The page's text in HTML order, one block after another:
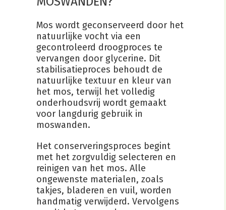
Mos wordt geconserveerd door het
natuurlijke vocht via een
gecontroleerd droogproces te
vervangen door glycerine. Dit
stabilisatieproces behoudt de
natuurlijke textuur en kleur van
het mos, terwijl het volledig
onderhoudsvrij wordt gemaakt
voor langdurig gebruik in
moswanden.
Het conserveringsproces begint
met het zorgvuldig selecteren en
reinigen van het mos. Alle
ongewenste materialen, zoals
takjes, bladeren en vuil, worden
handmatig verwijderd. Vervolgens